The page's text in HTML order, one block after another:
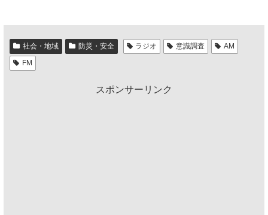
社会・地域 防災・安全 ラジオ 意識調査
AM
FM
スポンサーリンク